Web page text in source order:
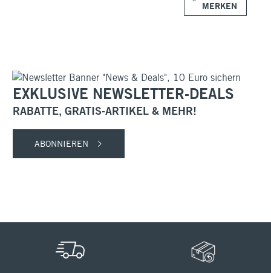
MERKEN
EXKLUSIVE NEWSLETTER-DEALS
RABATTE, GRATIS-ARTIKEL & MEHR!
ABONNIEREN